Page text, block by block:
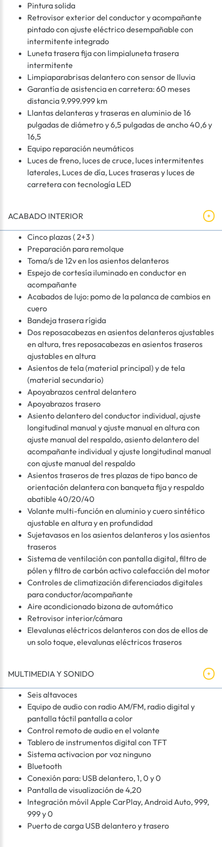
Pintura solida
Retrovisor exterior del conductor y acompañante
pintado con ajuste eléctrico desempañable con
intermitente integrado
Luneta trasera fija con limpialuneta trasera
intermitente
Limpiaparabrisas delantero con sensor de lluvia
Garantía de asistencia en carretera: 60 meses
distancia 9.999.999 km
Llantas delanteras y traseras en aluminio de 16
pulgadas de diámetro y 6,5 pulgadas de ancho 40,6 y
16,5
Equipo reparación neumáticos
Luces de freno, luces de cruce, luces intermitentes
laterales, Luces de día, Luces traseras y luces de
carretera con tecnología LED
ACABADO INTERIOR
Cinco plazas ( 2+3 )
Preparación para remolque
Toma/s de 12v en los asientos delanteros
Espejo de cortesía iluminado en conductor en
acompañante
Acabados de lujo: pomo de la palanca de cambios en
cuero
Bandeja trasera rígida
Dos reposacabezas en asientos delanteros ajustables
en altura, tres reposacabezas en asientos traseros
ajustables en altura
Asientos de tela (material principal) y de tela
(material secundario)
Apoyabrazos central delantero
Apoyabrazos trasero
Asiento delantero del conductor individual, ajuste
longitudinal manual y ajuste manual en altura con
ajuste manual del respaldo, asiento delantero del
acompañante individual y ajuste longitudinal manual
con ajuste manual del respaldo
Asientos traseros de tres plazas de tipo banco de
orientación delantera con banqueta fija y respaldo
abatible 40/20/40
Volante multi-función en aluminio y cuero sintético
ajustable en altura y en profundidad
Sujetavasos en los asientos delanteros y los asientos
traseros
Sistema de ventilación con pantalla digital, filtro de
pólen y filtro de carbón activo calefacción del motor
Controles de climatización diferenciados digitales
para conductor/acompañante
Aire acondicionado bizona de automático
Retrovisor interior/cámara
Elevalunas eléctricos delanteros con dos de ellos de
un solo toque, elevalunas eléctricos traseros
MULTIMEDIA Y SONIDO
Seis altavoces
Equipo de audio con radio AM/FM, radio digital y
pantalla táctil pantalla a color
Control remoto de audio en el volante
Tablero de instrumentos digital con TFT
Sistema activacion por voz ninguno
Bluetooth
Conexión para: USB delantero, 1, 0 y 0
Pantalla de visualización de 4,20
Integración móvil Apple CarPlay, Android Auto, 999,
999 y 0
Puerto de carga USB delantero y trasero